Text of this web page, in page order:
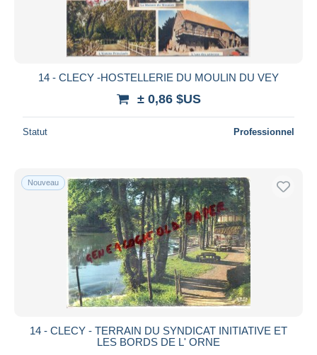
14 - CLECY -HOSTELLERIE DU MOULIN DU VEY
± 0,86 $US
Statut Professionnel
Nouveau
14 - CLECY - TERRAIN DU SYNDICAT INITIATIVE ET
LES BORDS DE L' ORNE